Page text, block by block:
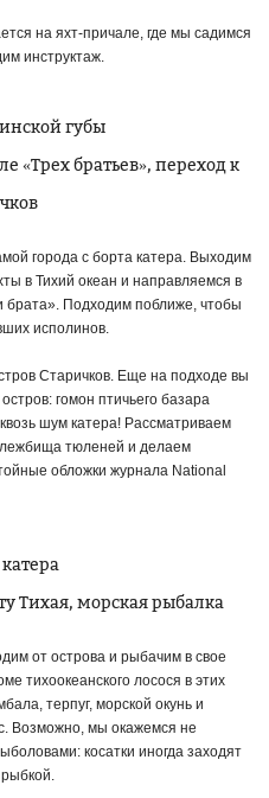
на яхт-причале, где мы садимся
инструктаж.
губы
«Трех братьев», переход к
города с борта катера. Выходим
в Тихий океан и направляемся в
брата». Подходим поближе, чтобы
исполинов.
Старичков. Еще на подходе вы
гомон птичьего базара
шум катера! Рассматриваем
лежбища тюленей и делаем
обложки журнала National
Тихая, морская рыбалка
от острова и рыбачим в свое
тихоокеанского лосося в этих
терпуг, морской окунь и
Возможно, мы окажемся не
косатки иногда заходят